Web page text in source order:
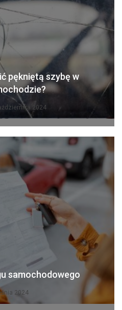
pękniętą szybę w
2024
samochodowego
2024